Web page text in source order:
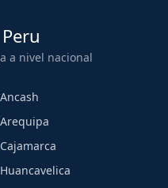
a nivel nacional
Ancash
Arequipa
Cajamarca
Huancavelica